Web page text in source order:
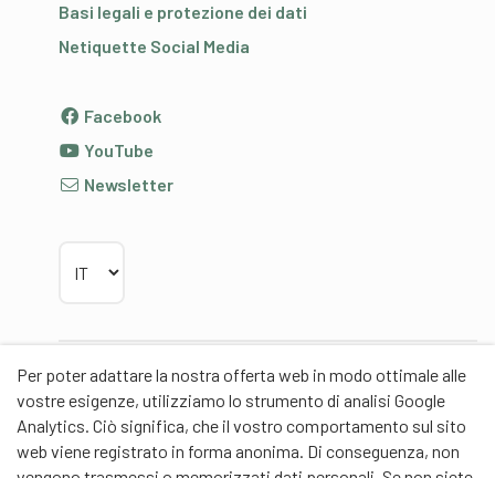
Per poter adattare la nostra offerta web in modo ottimale alle
vostre esigenze, utilizziamo lo strumento di analisi Google
Analytics. Ciò significa, che il vostro comportamento sul sito
web viene registrato in forma anonima. Di conseguenza, non
Basi legali e protezione dei dati
Netiquette Social Media
Facebook
YouTube
Newsletter
Partner